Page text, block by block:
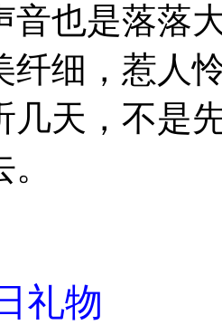
音也是落落
纤细，惹人
几天，不是
礼物